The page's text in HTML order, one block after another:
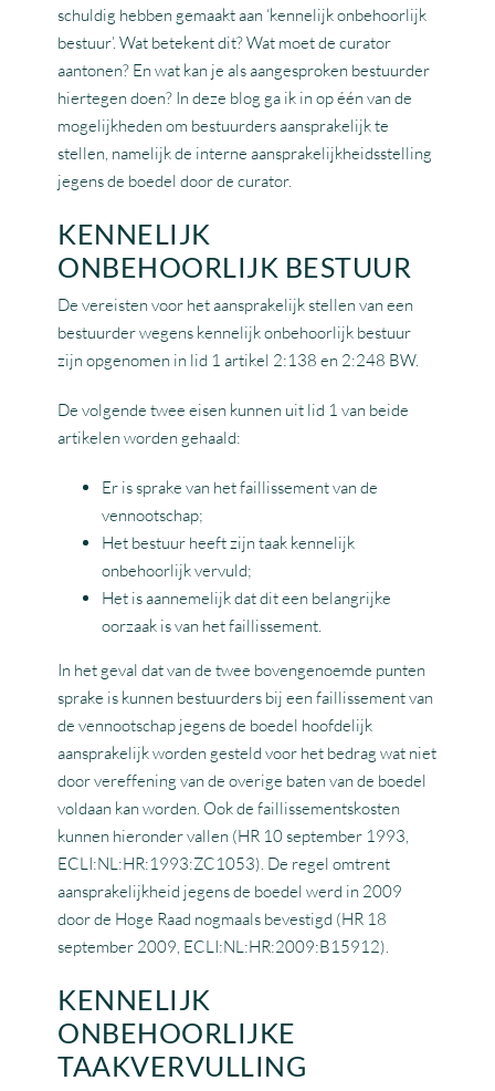
schuldig hebben gemaakt aan ‘kennelijk onbehoorlijk
bestuur’. Wat betekent dit? Wat moet de curator
aantonen? En wat kan je als aangesproken bestuurder
hiertegen doen? In deze blog ga ik in op één van de
mogelijkheden om bestuurders aansprakelijk te
stellen, namelijk de interne aansprakelijkheidsstelling
jegens de boedel door de curator.
KENNELIJK
ONBEHOORLIJK BESTUUR
De vereisten voor het aansprakelijk stellen van een
bestuurder wegens kennelijk onbehoorlijk bestuur
zijn opgenomen in lid 1 artikel 2:138 en 2:248 BW.
De volgende twee eisen kunnen uit lid 1 van beide
artikelen worden gehaald:
Er is sprake van het faillissement van de
vennootschap;
Het bestuur heeft zijn taak kennelijk
onbehoorlijk vervuld;
Het is aannemelijk dat dit een belangrijke
oorzaak is van het faillissement.
In het geval dat van de twee bovengenoemde punten
sprake is kunnen bestuurders bij een faillissement van
de vennootschap jegens de boedel hoofdelijk
aansprakelijk worden gesteld voor het bedrag wat niet
door vereffening van de overige baten van de boedel
voldaan kan worden. Ook de faillissementskosten
kunnen hieronder vallen (HR 10 september 1993,
ECLI:NL:HR:1993:ZC1053). De regel omtrent
aansprakelijkheid jegens de boedel werd in 2009
door de Hoge Raad nogmaals bevestigd (HR 18
september 2009, ECLI:NL:HR:2009:B15912).
KENNELIJK
ONBEHOORLIJKE
TAAKVERVULLING